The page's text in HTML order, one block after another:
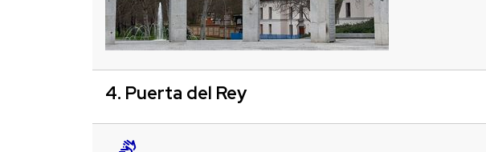
4. Puerta del Rey